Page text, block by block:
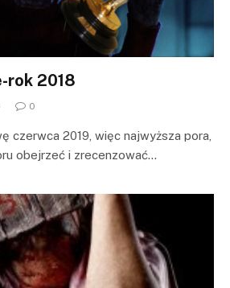
rok 2018
0
czerwca 2019, więc najwyższa pora,
obejrzeć i zrecenzować…